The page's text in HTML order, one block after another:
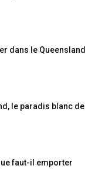
dans le Queensland
le paradis blanc de
faut-il emporter